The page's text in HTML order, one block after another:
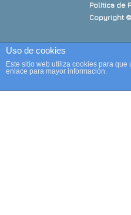
Política de
Copyright ©
Uso de cookies
Este sitio web utiliza cookies para
enlace para mayor información.